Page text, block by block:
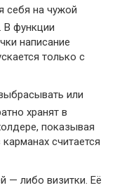
себя на чужой
В функции
написание
только с
или
хранят в
показывая
считается
— либо визитки. Её